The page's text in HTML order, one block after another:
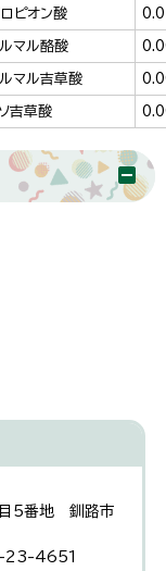
ピオン酸
ルマル酪酸
ルマル吉草酸
吉草酸
5番地 釧路市
23-4651